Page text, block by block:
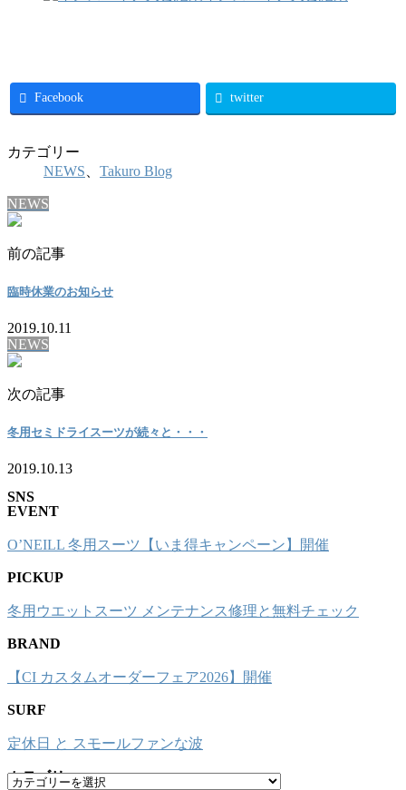
Facebook twitter
カテゴリー
NEWS
Takuro Blog
NEWS
前の記事
臨時休業のお知らせ
2019.10.11
NEWS
次の記事
冬用セミドライスーツが続々と・・・
2019.10.13
SNS
EVENT
O’NEILL 冬用スーツ【いま得キャンペーン】開催
PICKUP
冬用ウエットスーツ メンテナンス修理と無料チェック
BRAND
【CI カスタムオーダーフェア2026】開催
SURF
定休日 と スモールファンな波
カテゴリー
カ